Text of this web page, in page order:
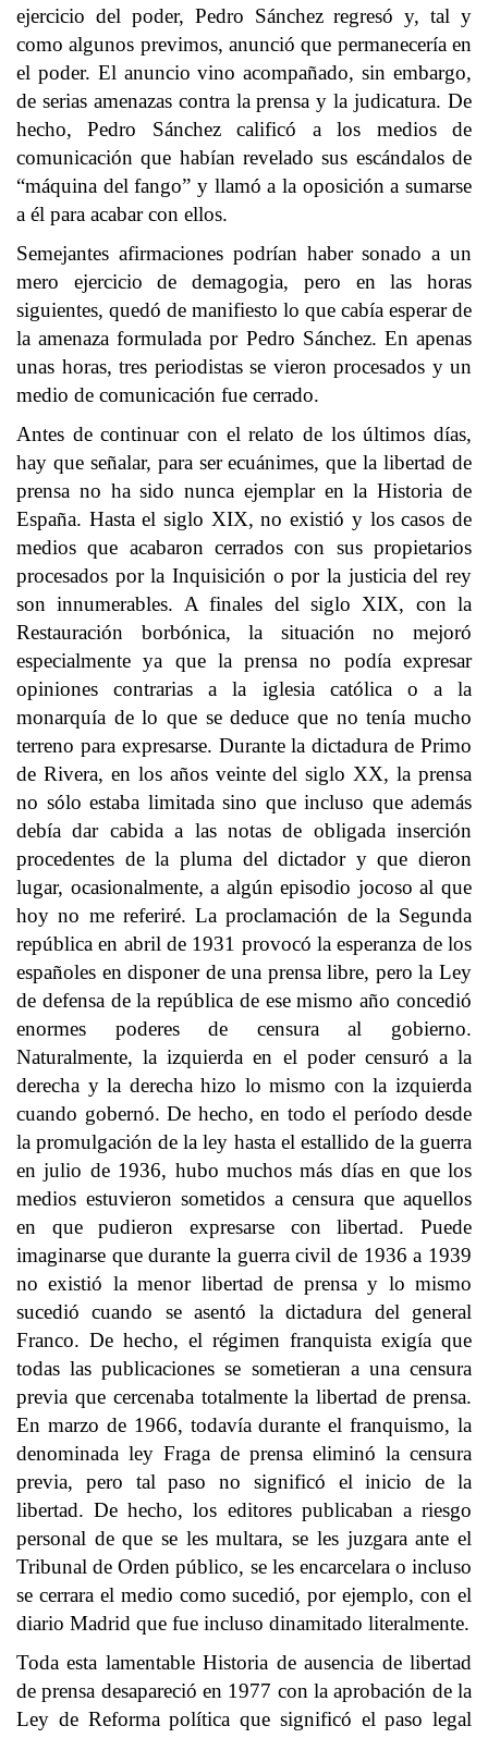
ejercicio del poder, Pedro Sánchez regresó y, tal y
como algunos previmos, anunció que permanecería en
el poder. El anuncio vino acompañado, sin embargo,
de serias amenazas contra la prensa y la judicatura. De
hecho, Pedro Sánchez calificó a los medios de
comunicación que habían revelado sus escándalos de
“máquina del fango” y llamó a la oposición a sumarse
a él para acabar con ellos.
Semejantes afirmaciones podrían haber sonado a un
mero ejercicio de demagogia, pero en las horas
siguientes, quedó de manifiesto lo que cabía esperar de
la amenaza formulada por Pedro Sánchez. En apenas
unas horas, tres periodistas se vieron procesados y un
medio de comunicación fue cerrado.
Antes de continuar con el relato de los últimos días,
hay que señalar, para ser ecuánimes, que la libertad de
prensa no ha sido nunca ejemplar en la Historia de
España. Hasta el siglo XIX, no existió y los casos de
medios que acabaron cerrados con sus propietarios
procesados por la Inquisición o por la justicia del rey
son innumerables. A finales del siglo XIX, con la
Restauración borbónica, la situación no mejoró
especialmente ya que la prensa no podía expresar
opiniones contrarias a la iglesia católica o a la
monarquía de lo que se deduce que no tenía mucho
terreno para expresarse. Durante la dictadura de Primo
de Rivera, en los años veinte del siglo XX, la prensa
no sólo estaba limitada sino que incluso que además
debía dar cabida a las notas de obligada inserción
procedentes de la pluma del dictador y que dieron
lugar, ocasionalmente, a algún episodio jocoso al que
hoy no me referiré. La proclamación de la Segunda
república en abril de 1931 provocó la esperanza de los
españoles en disponer de una prensa libre, pero la Ley
de defensa de la república de ese mismo año concedió
enormes poderes de censura al gobierno.
Naturalmente, la izquierda en el poder censuró a la
derecha y la derecha hizo lo mismo con la izquierda
cuando gobernó. De hecho, en todo el período desde
la promulgación de la ley hasta el estallido de la guerra
en julio de 1936, hubo muchos más días en que los
medios estuvieron sometidos a censura que aquellos
en que pudieron expresarse con libertad. Puede
imaginarse que durante la guerra civil de 1936 a 1939
no existió la menor libertad de prensa y lo mismo
sucedió cuando se asentó la dictadura del general
Franco. De hecho, el régimen franquista exigía que
todas las publicaciones se sometieran a una censura
previa que cercenaba totalmente la libertad de prensa.
En marzo de 1966, todavía durante el franquismo, la
denominada ley Fraga de prensa eliminó la censura
previa, pero tal paso no significó el inicio de la
libertad. De hecho, los editores publicaban a riesgo
personal de que se les multara, se les juzgara ante el
Tribunal de Orden público, se les encarcelara o incluso
se cerrara el medio como sucedió, por ejemplo, con el
diario Madrid que fue incluso dinamitado literalmente.
Toda esta lamentable Historia de ausencia de libertad
de prensa desapareció en 1977 con la aprobación de la
Ley de Reforma política que significó el paso legal